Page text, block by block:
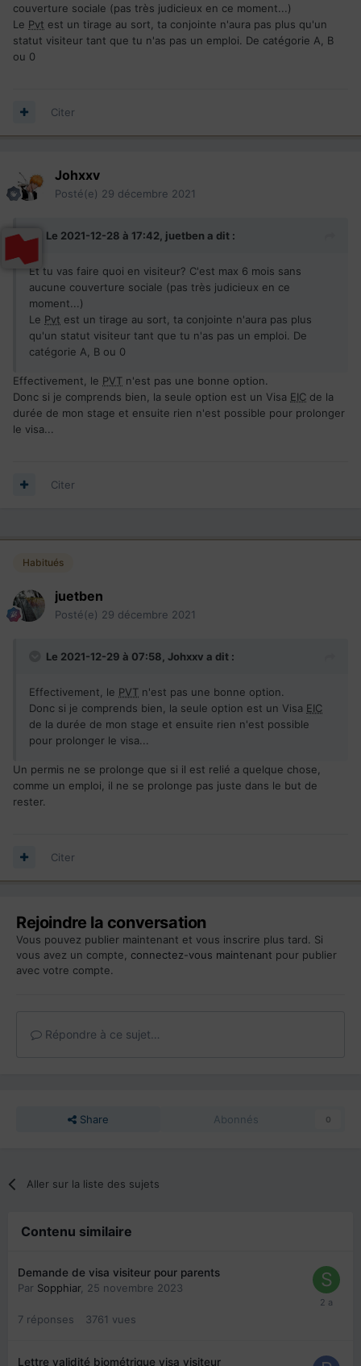
couverture sociale (pas très judicieux en ce moment...)
Le Pvt est un tirage au sort, ta conjointe n'aura pas plus qu'un
statut visiteur tant que tu n'as pas un emploi. De catégorie A, B
ou 0
Citer
Johxxv
Posté(e) 29 décembre 2021
Le 2021-12-28 à 17:42, juetben a dit :
Et tu vas faire quoi en visiteur? C'est max 6 mois sans
aucune couverture sociale (pas très judicieux en ce
moment...)
Le Pvt est un tirage au sort, ta conjointe n'aura pas plus
qu'un statut visiteur tant que tu n'as pas un emploi. De
catégorie A, B ou 0
Effectivement, le PVT n'est pas une bonne option.
Donc si je comprends bien, la seule option est un Visa EIC de la
durée de mon stage et ensuite rien n'est possible pour prolonger
le visa...
Citer
Habitués
juetben
Posté(e) 29 décembre 2021
Le 2021-12-29 à 07:58, Johxxv a dit :
Effectivement, le PVT n'est pas une bonne option.
Donc si je comprends bien, la seule option est un Visa EIC
de la durée de mon stage et ensuite rien n'est possible
pour prolonger le visa...
Un permis ne se prolonge que si il est relié a quelque chose,
comme un emploi, il ne se prolonge pas juste dans le but de
rester.
Citer
Rejoindre la conversation
Vous pouvez publier maintenant et vous inscrire plus tard. Si
vous avez un compte, connectez-vous maintenant pour publier
avec votre compte.
Répondre à ce sujet…
Share Abonnés 0
Aller sur la liste des sujets
Contenu similaire
Demande de visa visiteur pour parents
Par Sopphiar, 25 novembre 2023
7 réponses 3761 vues
Lettre validité biométrique visa visiteur